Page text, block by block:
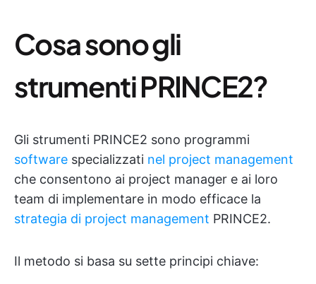
Cosa sono gli
strumenti PRINCE2?
Gli strumenti PRINCE2 sono programmi
software specializzati nel project management
che consentono ai project manager e ai loro
team di implementare in modo efficace la
strategia di project management PRINCE2.
Il metodo si basa su sette principi chiave: